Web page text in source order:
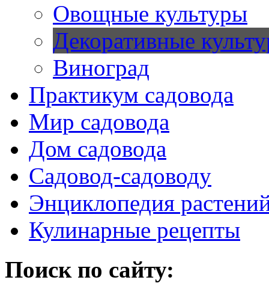
Овощные культуры
Декоративные
Виноград
Практикум садовода
Мир садовода
Дом садовода
Садовод-садоводу
Энциклопедия
Кулинарные рецепты
Поиск по сайту: